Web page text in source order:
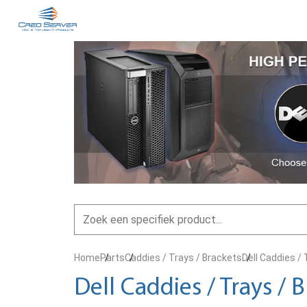
HomePartsCaddies / Trays / BracketsDell Caddies /
Dell Caddies / Trays /